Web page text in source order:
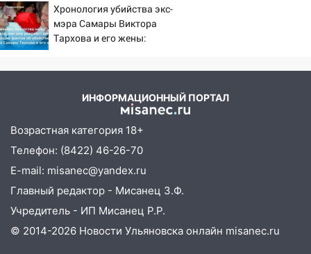
15:59
Ульяновец отдал более 14
миллионов рублей за криминальное
покровительство
15:32 На «кольце» кроссовер сбил 18-
В Ульяновске после тройного ДТП
госпитализировали 25-летнего байкера
14:32 На Ульяновскую область
надвигается жара
14:08 Пешеход переходил по «зебре»:
подробности серьезной аварии на
Фруктовой
дипломатам
Хронология убийства экс-
мэра Самары Виктора
Тархова и его жены:
ИНФОРМАЦИОННЫЙ ПОРТАЛ
Возрастная категория 18+
Телефон: (8422) 46-26-70
E-mail: misanec@yandex.ru
Главный редактор - Мисанец З.Ф.
Учредитель - ИП Мисанец Р.Р.
© 2014-2026 Новости Ульяновска онлайн misanec.ru